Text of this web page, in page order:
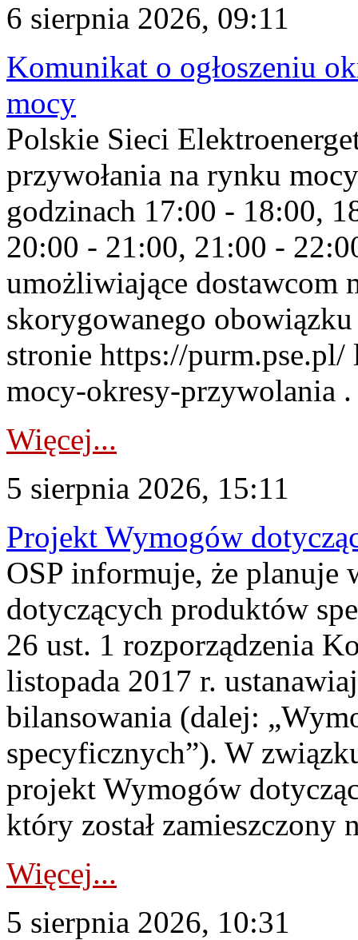
6 sierpnia 2026, 09:11
Komunikat o ogłoszeniu
mocy
Polskie Sieci
przywołania na rynku
godzinach 17:00 - 18:00,
20:00 - 21:00, 21:00 -
umożliwiające dostawcom
skorygowanego
stronie https://
mocy-okresy-przywolania
Więcej...
5 sierpnia 2026, 15:11
Projekt Wymogów
OSP informuje, że planuje
dotyczących produktów
26 ust. 1 rozporządzenia
listopada 2017 r.
bilansowania (dalej:
specyficznych”). W
projekt Wymogów
który został zamieszczony
Więcej...
5 sierpnia 2026, 10:31